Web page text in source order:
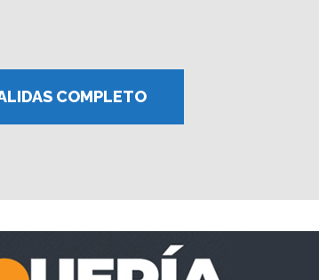
COMPLETO